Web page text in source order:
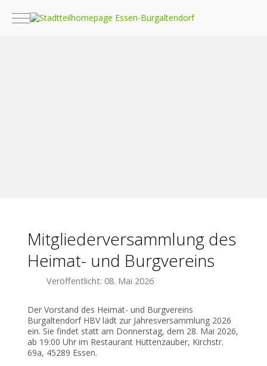
Mobile Menu Toggle
Mitgliederversammlung des
Heimat- und Burgvereins
Veröffentlicht: 08. Mai 2026
Der Vorstand des Heimat- und Burgvereins
Burgaltendorf HBV lädt zur Jahresversammlung 2026
ein. Sie findet statt am Donnerstag, dem 28. Mai 2026,
ab 19:00 Uhr im Restaurant Hüttenzauber, Kirchstr.
69a, 45289 Essen.